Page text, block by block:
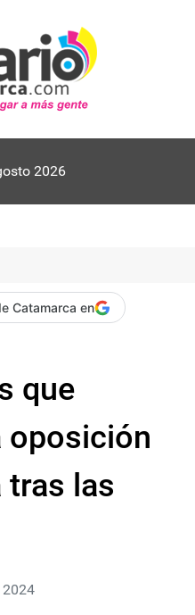
2026
Catamarca en
que
oposición
tras las
2024